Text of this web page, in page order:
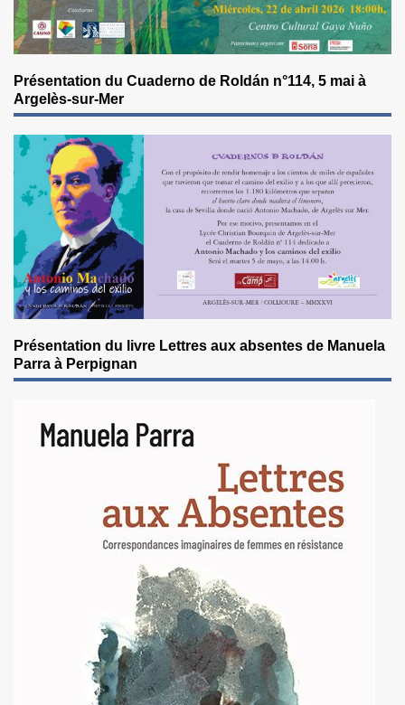
Présentation du Cuaderno de Roldán n°114, 5 mai à
Argelès-sur-Mer
Présentation du livre Lettres aux absentes de Manuela
Parra à Perpignan